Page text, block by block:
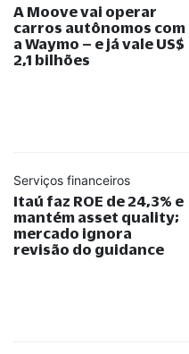
A Moove vai operar
carros autônomos com
a Waymo – e já vale US$
2,1 bilhões
Serviços financeiros
Itaú faz ROE de 24,3% e
mantém asset quality;
mercado ignora
revisão do guidance